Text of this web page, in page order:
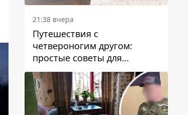
21:38 вчера
Путешествия с
четвероногим другом:
простые советы для
поездок с животными